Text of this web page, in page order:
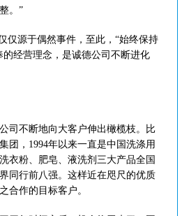
。”
仅源于偶然事件，至此，“始终保持
的经营理念，是诚德公司不断进化
司不断地向大客户伸出橄榄枝。比
团，1994年以来一直是中国洗涤用
衣粉、肥皂、液洗剂三大产品全国
同行前八强。这样近在咫尺的优质
合作的目标客户。